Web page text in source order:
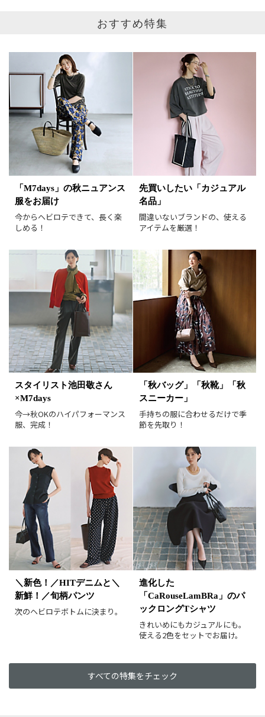
カテゴリ ハンカチ全て
サイズ
掲載雑誌
円
予約品
在庫あり
画像小 画像大
表示件数 30件 90件
並び順 おすすめ順
人気順
新着順
価格が安い順
価格が高い順
値下げ実施日順
レビュー高評価順
カラー（複数選択可）
ホワイト ブラック
グレー
ベージュ
ブラウン
オレンジ
イエロー
レッド
ピンク
パープル
グリーン
ブルー
ゴールド
シルバー マルチ
おすすめ特集
「M7days」の秋ニュアンス
服をお届け
今からヘビロテできて、長く楽
しめる！
先買いしたい「カジュアル
名品」
間違いないブランドの、使える
アイテムを厳選！
スタイリスト池田敬さん
×M7days
今→秋OKのハイパフォーマンス
服、完成！
「秋バッグ」「秋靴」「秋
スニーカー」
手持ちの服に合わせるだけで季
節を先取り！
＼新色！／HITデニムと＼
新鮮！／旬柄パンツ
次のヘビロテボトムに決まり。
進化した
「CaRouseLamBRa」のパ
ックロングTシャツ
きれいめにもカジュアルにも。
使える2色をセットでお届け。
すべての特集をチェック